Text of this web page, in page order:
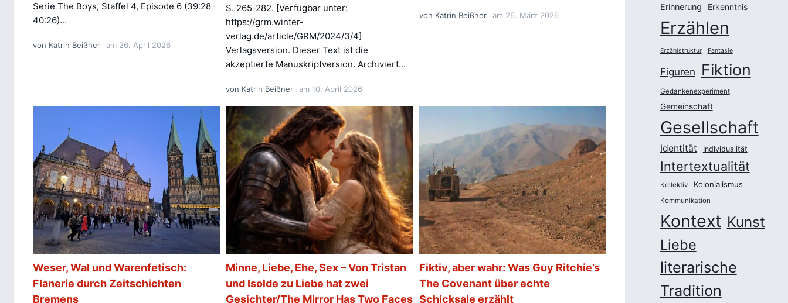
Serie The Boys, Staffel 4, Episode 6 (39:28-
40:26)…
von Katrin Beißner am 26. April 2026
S. 265-282. [Verfügbar unter:
https://grm.winter-
verlag.de/article/GRM/2024/3/4]
Verlagsversion. Dieser Text ist die
akzeptierte Manuskriptversion. Archiviert…
von Katrin Beißner am 10. April 2026
von Katrin Beißner am 26. März 2026
Weser, Wal und Warenfetisch:
Flanerie durch Zeitschichten
Bremens
Minne, Liebe, Ehe, Sex – Von Tristan
und Isolde zu Liebe hat zwei
Gesichter/The Mirror Has Two Faces
Fiktiv, aber wahr: Was Guy Ritchie’s
The Covenant über echte
Schicksale erzählt
Erinnerung Erkenntnis
Erzählen
Erzählstruktur Fantasie
Figuren Fiktion
Gedankenexperiment
Gemeinschaft
Gesellschaft
Identität Individualität
Intertextualität
Kollektiv Kolonialismus
Kommunikation
Kontext Kunst
Liebe
literarische
Tradition